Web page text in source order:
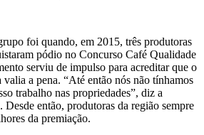
foi quando, em 2015, três produtoras
pódio no Concurso Café Qualidade
serviu de impulso para acreditar que o
a pena. “Até então nós não tínhamos
trabalho nas propriedades”, diz a
então, produtoras da região sempre
da premiação.